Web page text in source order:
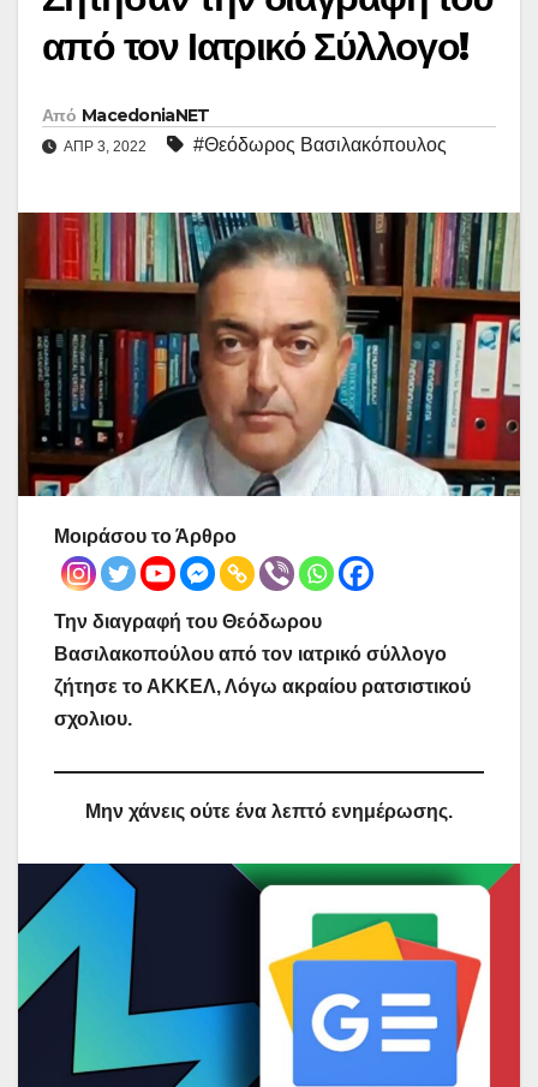
από τον Ιατρικό Σύλλογο!
Από MacedoniaNET
ΑΠΡ 3, 2022 #Θεόδωρος Βασιλακόπουλος
Μοιράσου το Άρθρο
Την διαγραφή του Θεόδωρου
Βασιλακοπούλου από τον ιατρικό σύλλογο
ζήτησε το ΑΚΚΕΛ, Λόγω ακραίου ρατσιστικού
σχολιου.
Μην χάνεις ούτε ένα λεπτό ενημέρωσης.